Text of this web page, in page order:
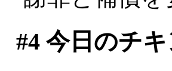
#4今日のチキ